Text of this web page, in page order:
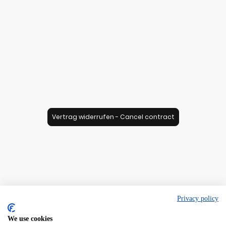
Vertrag widerrufen - Cancel contract
Privacy policy
We use cookies